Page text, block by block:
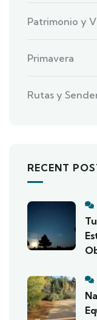
Patrimonio y
Primavera
Rutas y
RECENT